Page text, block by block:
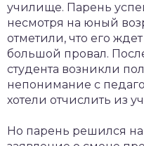
училище. Парень
несмотря на юный
отметили, что его
большой провал.
студента возникли
непонимание с
хотели отчислить из
Но парень решился